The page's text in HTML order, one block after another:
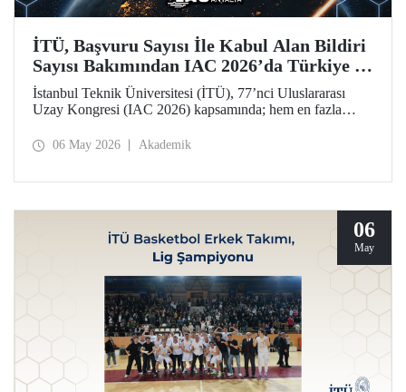
İTÜ, Başvuru Sayısı İle Kabul Alan Bildiri
Sayısı Bakımından IAC 2026’da Türkiye ve
Dünya Birincisi
İstanbul Teknik Üniversitesi (İTÜ), 77’nci Uluslararası
Uzay Kongresi (IAC 2026) kapsamında; hem en fazla
üniversite olarak Türkiye’de ve dünyada birinci sırada yer
06 May 2026 Akademik
06
May